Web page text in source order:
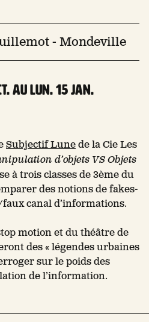
- Mondeville
au lun. 15 Jan.
Subjectif Lunede la Cie Les
d’objets VS Objets
à trois classes de 3ème du
des notions de fakes-
canal d’informations.
motion et du théâtre de
des « légendes urbaines
sur le poids des
de l’information.